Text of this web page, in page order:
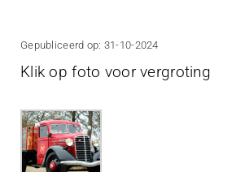
Interviews
Projecten
Gepubliceerd op: 31-10-2024
Klik op foto voor vergroting